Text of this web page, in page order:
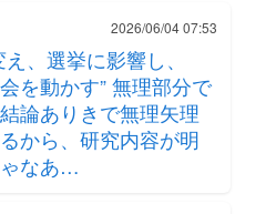
2026/06/04 07:53
、選挙に影響し、
を動かす” 無理部分で
論ありきで無理矢理
から、研究内容が明
なあ…